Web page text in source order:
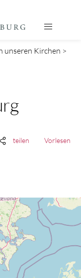
unseren Kirchen >
teilen Vorlesen